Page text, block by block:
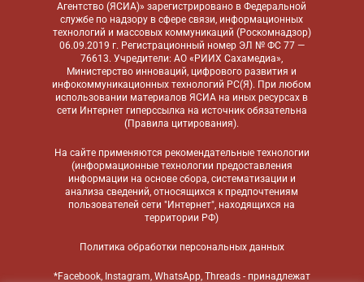
Агентство (ЯСИА)» зарегистрировано в Федеральной
службе по надзору в сфере связи, информационных
технологий и массовых коммуникаций (Роскомнадзор)
06.09.2019 г. Регистрационный номер ЭЛ № ФС 77 —
76613. Учредители: АО «РИИХ Сахамедиа»,
Министерство инноваций, цифрового развития и
инфокоммуникационных технологий РС(Я). При любом
использовании материалов ЯСИА на иных ресурсах в
сети Интернет гиперссылка на источник обязательна
(Правила цитирования).
На сайте применяются рекомендательные технологии
(информационные технологии предоставления
информации на основе сбора, систематизации и
анализа сведений, относящихся к предпочтениям
пользователей сети "Интернет", находящихся на
территории РФ)
Политика обработки персональных данных
*Facebook, Instagram, WhatsApp, Threads - принадлежат